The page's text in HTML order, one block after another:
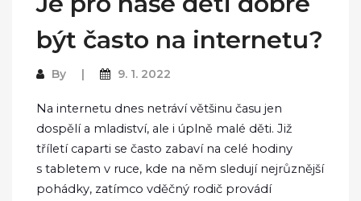
být často na internetu?
By 9. 1. 2022
Na internetu dnes netráví většinu času jen
dospělí a mladiství, ale i úplně malé děti. Již
tříletí caparti se často zabaví na celé hodiny
s tabletem v ruce, kde na něm sledují nejrůznější
pohádky, zatímco vděčný rodič provádí